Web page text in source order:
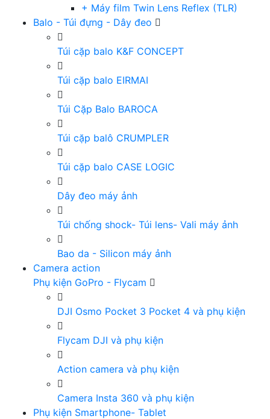
+ Máy film Twin Lens Reflex (TLR)
Balo - Túi đựng - Dây đeo
Túi cặp balo K&F CONCEPT
Túi cặp balo EIRMAI
Túi Cặp Balo BAROCA
Túi cặp balô CRUMPLER
Túi cặp balo CASE LOGIC
Dây đeo máy ảnh
Túi chống shock- Túi lens- Vali máy ảnh
Bao da - Silicon máy ảnh
Camera action
Phụ kiện GoPro - Flycam
DJI Osmo Pocket 3 Pocket 4 và phụ kiện
Flycam DJI và phụ kiện
Action camera và phụ kiện
Camera Insta 360 và phụ kiện
Phụ kiện Smartphone- Tablet